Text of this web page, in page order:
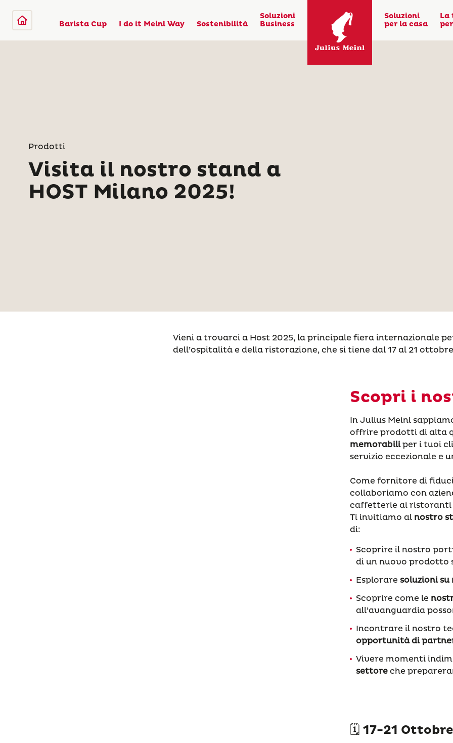
Barista Cup I do it Meinl Way Sostenibilità
Soluzioni
Business
Soluzioni
per la casa
La
Prodotti
Visita il nostro stand a
HOST Milano 2025!
Vieni a trovarci a Host 2025, la principale fiera internazionale
dell’ospitalità e della ristorazione, che si tiene dal 17 al 21
Scopri i
In Julius Meinl
offrire prodotti di alta
memorabiliper i tuoi
servizio eccezionale e
Come fornitore di
collaboriamo con
caffetterie ai
Ti invitiamo al nostro
di:
Scoprire il nostro
di un nuovo prodotto
Esplorare soluzioni su
Scoprire come le
all’avanguardia
Incontrare il nostro
opportunità di
Vivere momenti
settore che
🗓️ 17-21 Ottobre